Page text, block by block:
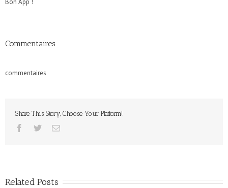
Commentaires
commentaires
Share This Story, Choose Your Platform!
Related Posts